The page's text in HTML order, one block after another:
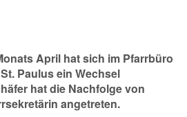
April hat sich im Pfarrbüro
Paulus ein Wechsel
hat die Nachfolge von
angetreten.